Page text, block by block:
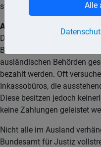
stehen lassen.
Achtung:
Deutschland vollstreckt
Bundesamt für Justiz in
ausländischen Behörden
bezahlt werden. Oft
Inkassobüros, die
Diese besitzen jedoch
keine Zahlungen geleistet
Nicht alle im Ausland
Bundesamt für Justiz
Alle